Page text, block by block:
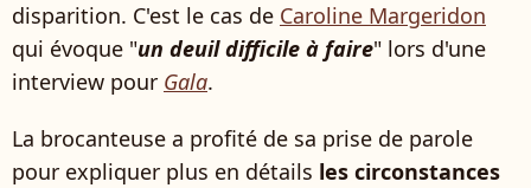
disparition. C'est le cas de Caroline Margeridon
qui évoque "un deuil difficile à faire" lors d'une
interview pour Gala.
La brocanteuse a profité de sa prise de parole
pour expliquer plus en détails les circonstances